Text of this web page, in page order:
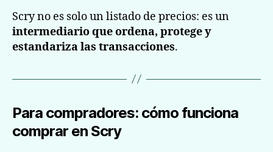
Scry no es solo un listado de precios: es un
intermediario que ordena, protege y
estandariza las transacciones.
Para compradores: cómo funciona
comprar en Scry